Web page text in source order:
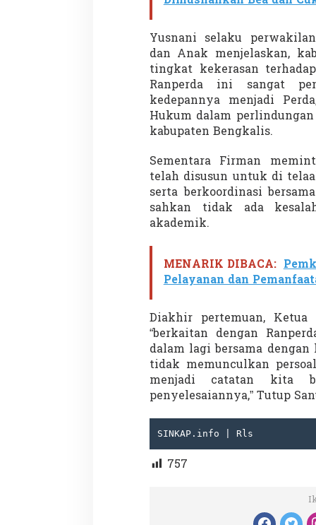
Yusnani selaku
dan Anak menjelaskan,
tingkat kekerasan
Ranperda ini sangat
kedepannya menjadi
Hukum dalam
kabupaten Bengkalis.
Sementara Firman
telah disusun untuk di
serta berkoordinasi
sahkan tidak ada
akademik.
MENARIK DIBACA:
Pelayanan dan
Diakhir pertemuan, Ketua
“berkaitan dengan
dalam lagi bersama
tidak memunculkan
menjadi catatan kita
penyelesaiannya,” Tutup
SINKAP.info | Rls
757
Nepal, PM Mundur Mendadak
Setelah Gedung Parlemen Dibakar
12 September 2025
Menteri Nusron:
Cegah Konflik